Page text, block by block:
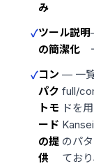
み
ツール説明
の簡潔化
コン
パク
トモ
ード
の提
供
— 一
full/
ドを
のパ
ており